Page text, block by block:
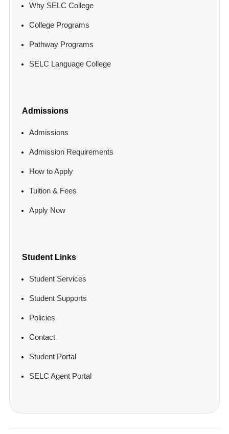
Why SELC College
College Programs
Pathway Programs
SELC Language College
Admissions
Admissions
Admission Requirements
How to Apply
Tuition & Fees
Apply Now
Student Links
Student Services
Student Supports
Policies
Contact
Student Portal
SELC Agent Portal